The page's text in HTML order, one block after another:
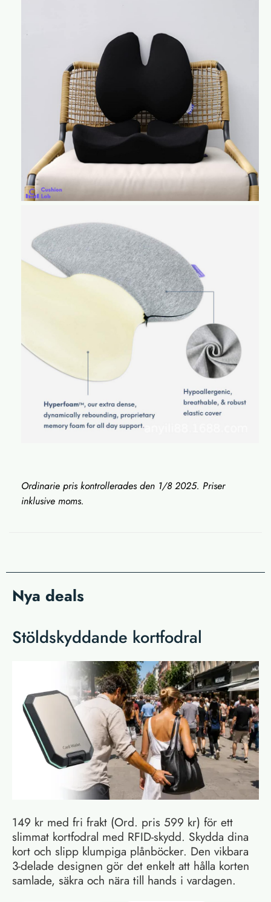
Ordinarie pris kontrollerades den 1/8 2025. Priser
inklusive moms.
Nya deals
Stöldskyddande kortfodral
149 kr med fri frakt (Ord. pris 599 kr) för ett
slimmat kortfodral med RFID-skydd. Skydda dina
kort och slipp klumpiga plånböcker. Den vikbara
3-delade designen gör det enkelt att hålla korten
samlade, säkra och nära till hands i vardagen.